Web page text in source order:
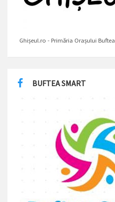
Ghișeul.ro - Primăria Orașului Buftea
BUFTEA SMART